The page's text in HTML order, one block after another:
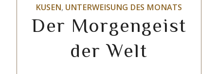
KUSEN, UNTERWEISUNG DES MONATS
Der Morgengeist
der Welt